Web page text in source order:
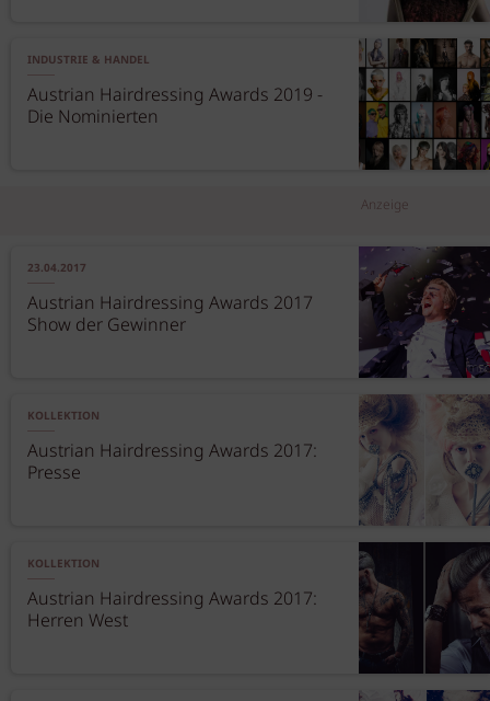
INDUSTRIE & HANDEL
Austrian Hairdressing Awards 2019 -
Die Nominierten
Anzeige
23.04.2017
Austrian Hairdressing Awards 2017
Show der Gewinner
KOLLEKTION
Austrian Hairdressing Awards 2017:
Presse
KOLLEKTION
Austrian Hairdressing Awards 2017:
Herren West